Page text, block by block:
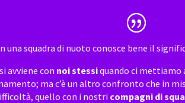
una squadra di nuoto conosce bene il
avviene con noi stessiquando ci mettiamo
ma c’è un altro confronto che in
quello con i nostri compagni di